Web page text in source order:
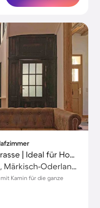
Wohnung mit Grill und Terrasse | Ideal für Homeoffice
Bad Freienwalde (Oder), Märkisch-Oderland, Deutschland
Kamin für die ganze